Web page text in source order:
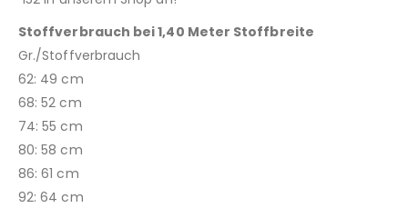
Stoffverbrauch bei 1,40 Meter Stoffbreite
Gr./Stoffverbrauch
62: 49 cm
68: 52 cm
74: 55 cm
80: 58 cm
86: 61 cm
92: 64 cm